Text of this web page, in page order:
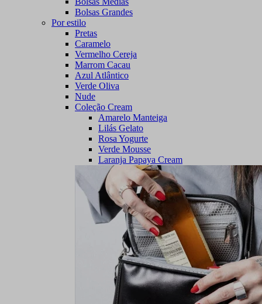
Bolsas Grandes
Por estilo
Pretas
Caramelo
Vermelho Cereja
Marrom Cacau
Azul Atlântico
Verde Oliva
Nude
Coleção Cream
Amarelo Manteiga
Lilás Gelato
Rosa Yogurte
Verde Mousse
Laranja Papaya Cream